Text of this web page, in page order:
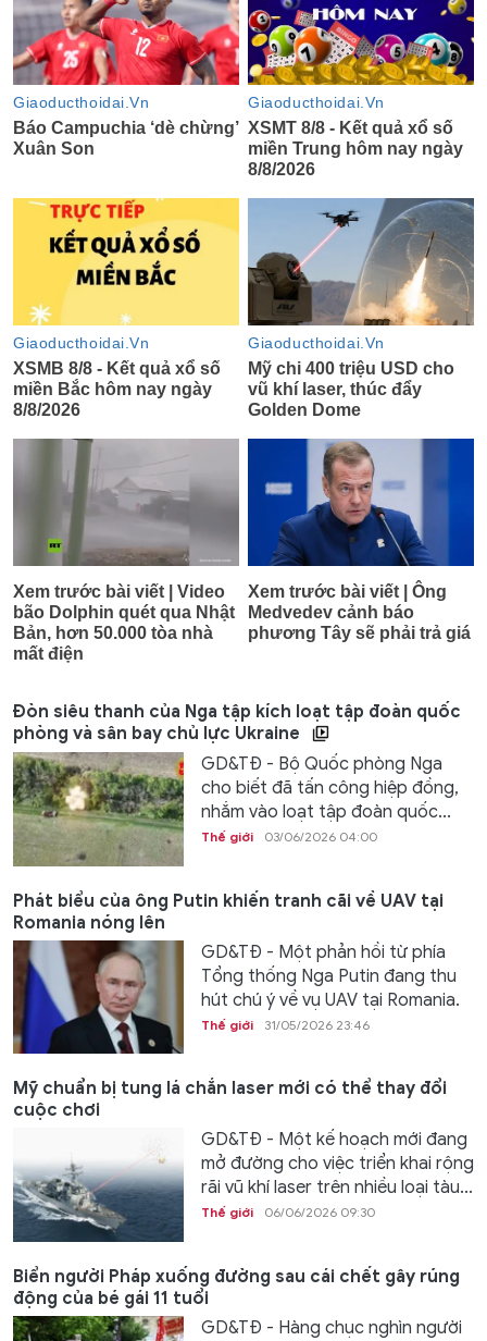
Đòn siêu thanh của Nga tập kích loạt tập đoàn quốc
phòng và sân bay chủ lực Ukraine
GD&TĐ - Bộ Quốc phòng Nga
cho biết đã tấn công hiệp đồng,
nhắm vào loạt tập đoàn quốc...
Thế giới 03/06/2026 04:00
Phát biểu của ông Putin khiến tranh cãi về UAV tại
Romania nóng lên
GD&TĐ - Một phản hồi từ phía
Tổng thống Nga Putin đang thu
hút chú ý về vụ UAV tại Romania.
Thế giới 31/05/2026 23:46
Mỹ chuẩn bị tung lá chắn laser mới có thể thay đổi
cuộc chơi
GD&TĐ - Một kế hoạch mới đang
mở đường cho việc triển khai rộng
rãi vũ khí laser trên nhiều loại tàu...
Thế giới 06/06/2026 09:30
Biển người Pháp xuống đường sau cái chết gây rúng
động của bé gái 11 tuổi
GD&TĐ - Hàng chục nghìn người